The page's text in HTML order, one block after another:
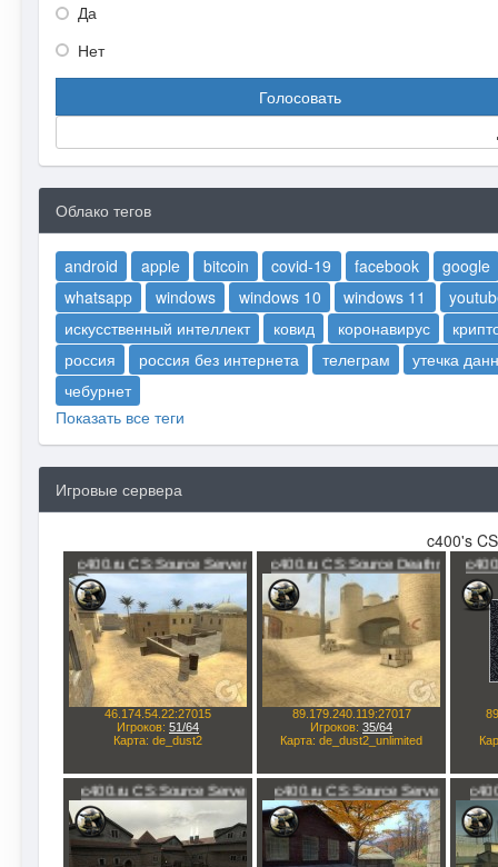
Да
Нет
Голосовать
Облако тегов
android apple bitcoin covid-19 facebook
google
whatsapp
windows windows 10 windows 11
искусственный интеллект
ковид коронавирус
россия
россия без интернета телеграм
утечка
чебурнет
Показать все теги
Игровые сервера
c400's